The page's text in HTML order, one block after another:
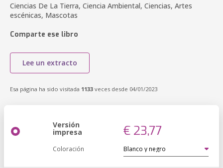
Ciencias De La Tierra, Ciencia Ambiental, Ciencias, Artes
escénicas, Mascotas
Comparte ese libro
Lee un extracto
Esa página ha sido visitada 1133 veces desde 04/01/2023
Versión
impresa € 23,77
Coloración